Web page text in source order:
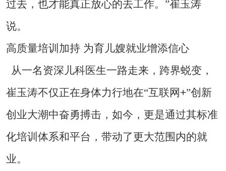
过去，也才能真正放心的去工作。”崔玉涛
说。
高质量培训加持 为育儿嫂就业增添信心
从一名资深儿科医生一路走来，跨界蜕变，
崔玉涛不仅正在身体力行地在“互联网 +”创新
创业大潮中奋勇搏击，如今，更是通过其标准
化培训体系和平台，带动了更大范围内的就
业。